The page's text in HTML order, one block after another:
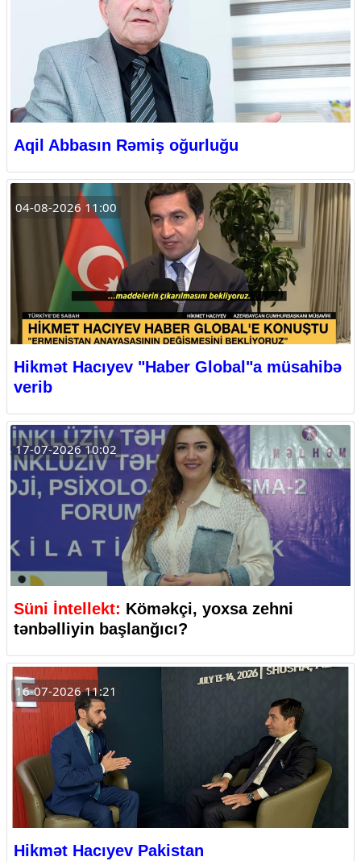
Aqil Abbasın Rəmiş oğurluğu
04-08-2026 11:00
Hikmət Hacıyev "Haber Global"a müsahibə
verib
17-07-2026 10:02
Süni İntellekt: Köməkçi, yoxsa zehni
tənbəlliyin başlanğıcı?
16-07-2026 11:21
Hikmət Hacıyev Pakistan